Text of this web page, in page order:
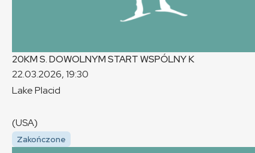
20KM S. DOWOLNYM START WSPÓLNYK
22.03.2026, 19:30
Lake Placid
(USA)
Zakończone